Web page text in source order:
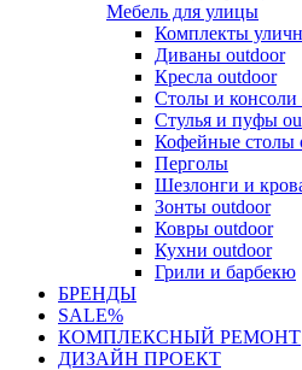
Мебель для улицы
Комплекты
Диваны outdoor
Кресла outdoor
Столы и консоли
Стулья и пуфы
Кофейные столы
Перголы
Шезлонги и
Зонты outdoor
Ковры outdoor
Кухни outdoor
Грили и барбекю
БРЕНДЫ
SALE%
КОМПЛЕКСНЫЙ РЕМОНТ
ДИЗАЙН ПРОЕКТ